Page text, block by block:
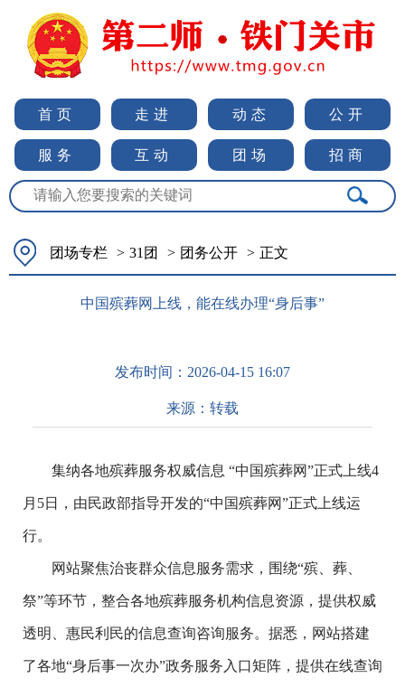
首页 走进 动态 公开
服务 互动 团场 招商
团场专栏 > 31团 > 团务公开 > 正文
中国殡葬网上线，能在线办理“身后事”
发布时间： 2026-04-15 16:07
来源： 转载
集纳各地殡葬服务权威信息 “中国殡葬网”正式上线4
月5日，由民政部指导开发的“中国殡葬网”正式上线运
行。
网站聚焦治丧群众信息服务需求，围绕“殡、葬、
祭”等环节，整合各地殡葬服务机构信息资源，提供权威
透明、惠民利民的信息查询咨询服务。据悉，网站搭建
了各地“身后事一次办”政务服务入口矩阵，提供在线查询